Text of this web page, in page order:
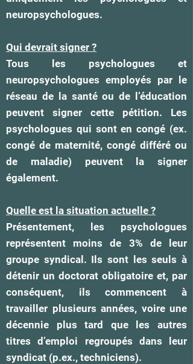
neuropsychologues.
Qui devrait signer ?
Tous les psychologues et
neuropsychologues employés par le
réseau de la santé ou de l’éducation
peuvent signer cette pétition. Les
psychologues qui sont en congé (ex.
congé de maternité, congé différé ou
de maladie) peuvent la signer
également.
Quelle est la situation actuelle ?
Présentement, les psychologues
représentent moins de 3% de leur
groupe syndical. Ils sont les seuls à
détenir un doctorat obligatoire et, par
conséquent, ils commencent à
travailler plusieurs années, voire une
décennie plus tard que les autres
titres d’emploi regroupés dans leur
syndicat (p.ex., techniciens).